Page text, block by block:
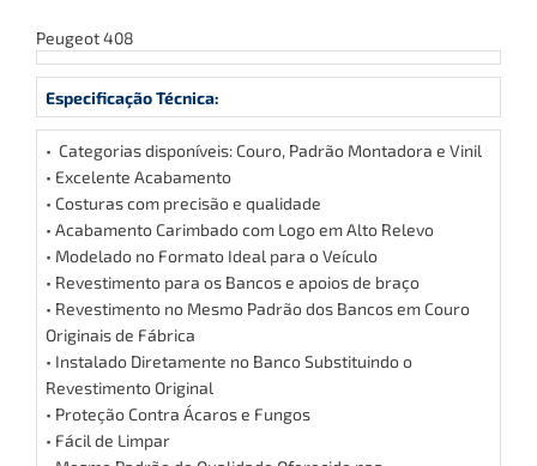
Peugeot 408
Especificação Técnica:
• Categorias disponíveis: Couro, Padrão Montadora e Vinil
• Excelente Acabamento
• Costuras com precisão e qualidade
• Acabamento Carimbado com Logo em Alto Relevo
• Modelado no Formato Ideal para o Veículo
• Revestimento para os Bancos e apoios de braço
• Revestimento no Mesmo Padrão dos Bancos em Couro
Originais de Fábrica
• Instalado Diretamente no Banco Substituindo o
Revestimento Original
• Proteção Contra Ácaros e Fungos
• Fácil de Limpar